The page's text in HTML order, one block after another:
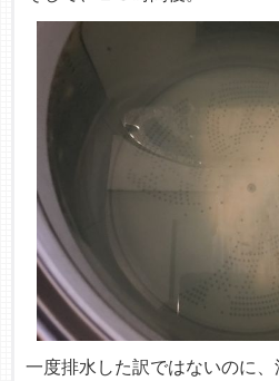
一度排水した訳ではないのに